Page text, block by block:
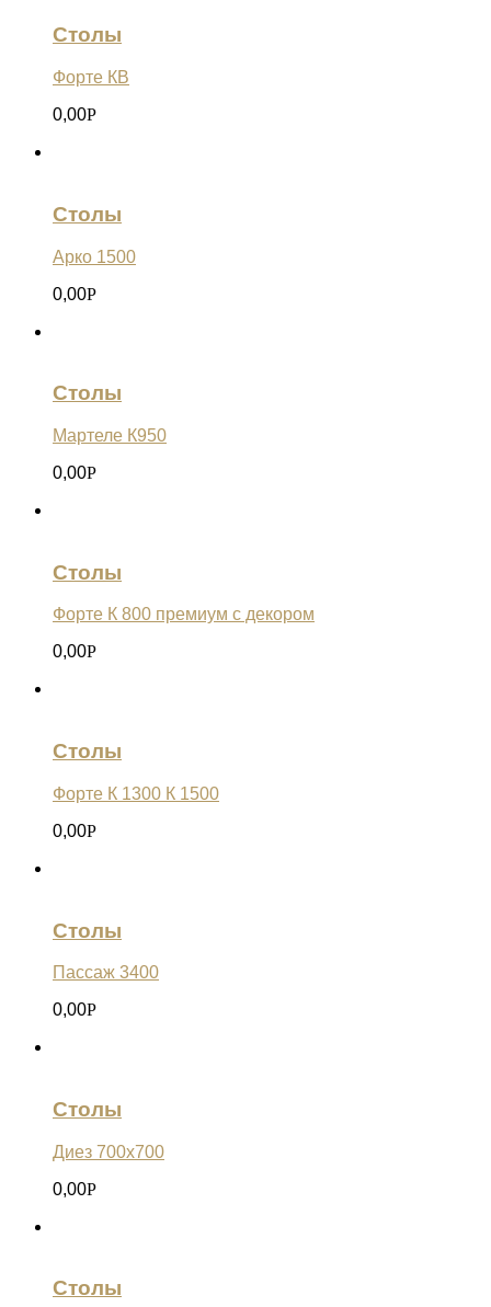
Столы
Форте КВ
0,00Р
Столы
Арко 1500
0,00Р
Столы
Мартеле К950
0,00Р
Столы
Форте К 800 премиум с декором
0,00Р
Столы
Форте К 1300 К 1500
0,00Р
Столы
Пассаж 3400
0,00Р
Столы
Диез 700х700
0,00Р
Столы